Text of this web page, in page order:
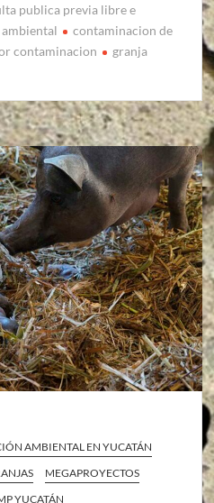
publica previa libre e
contaminacion de
contaminacion
granja
AMBIENTAL EN YUCATÁN
MEGAPROYECTOS
YUCATÁN